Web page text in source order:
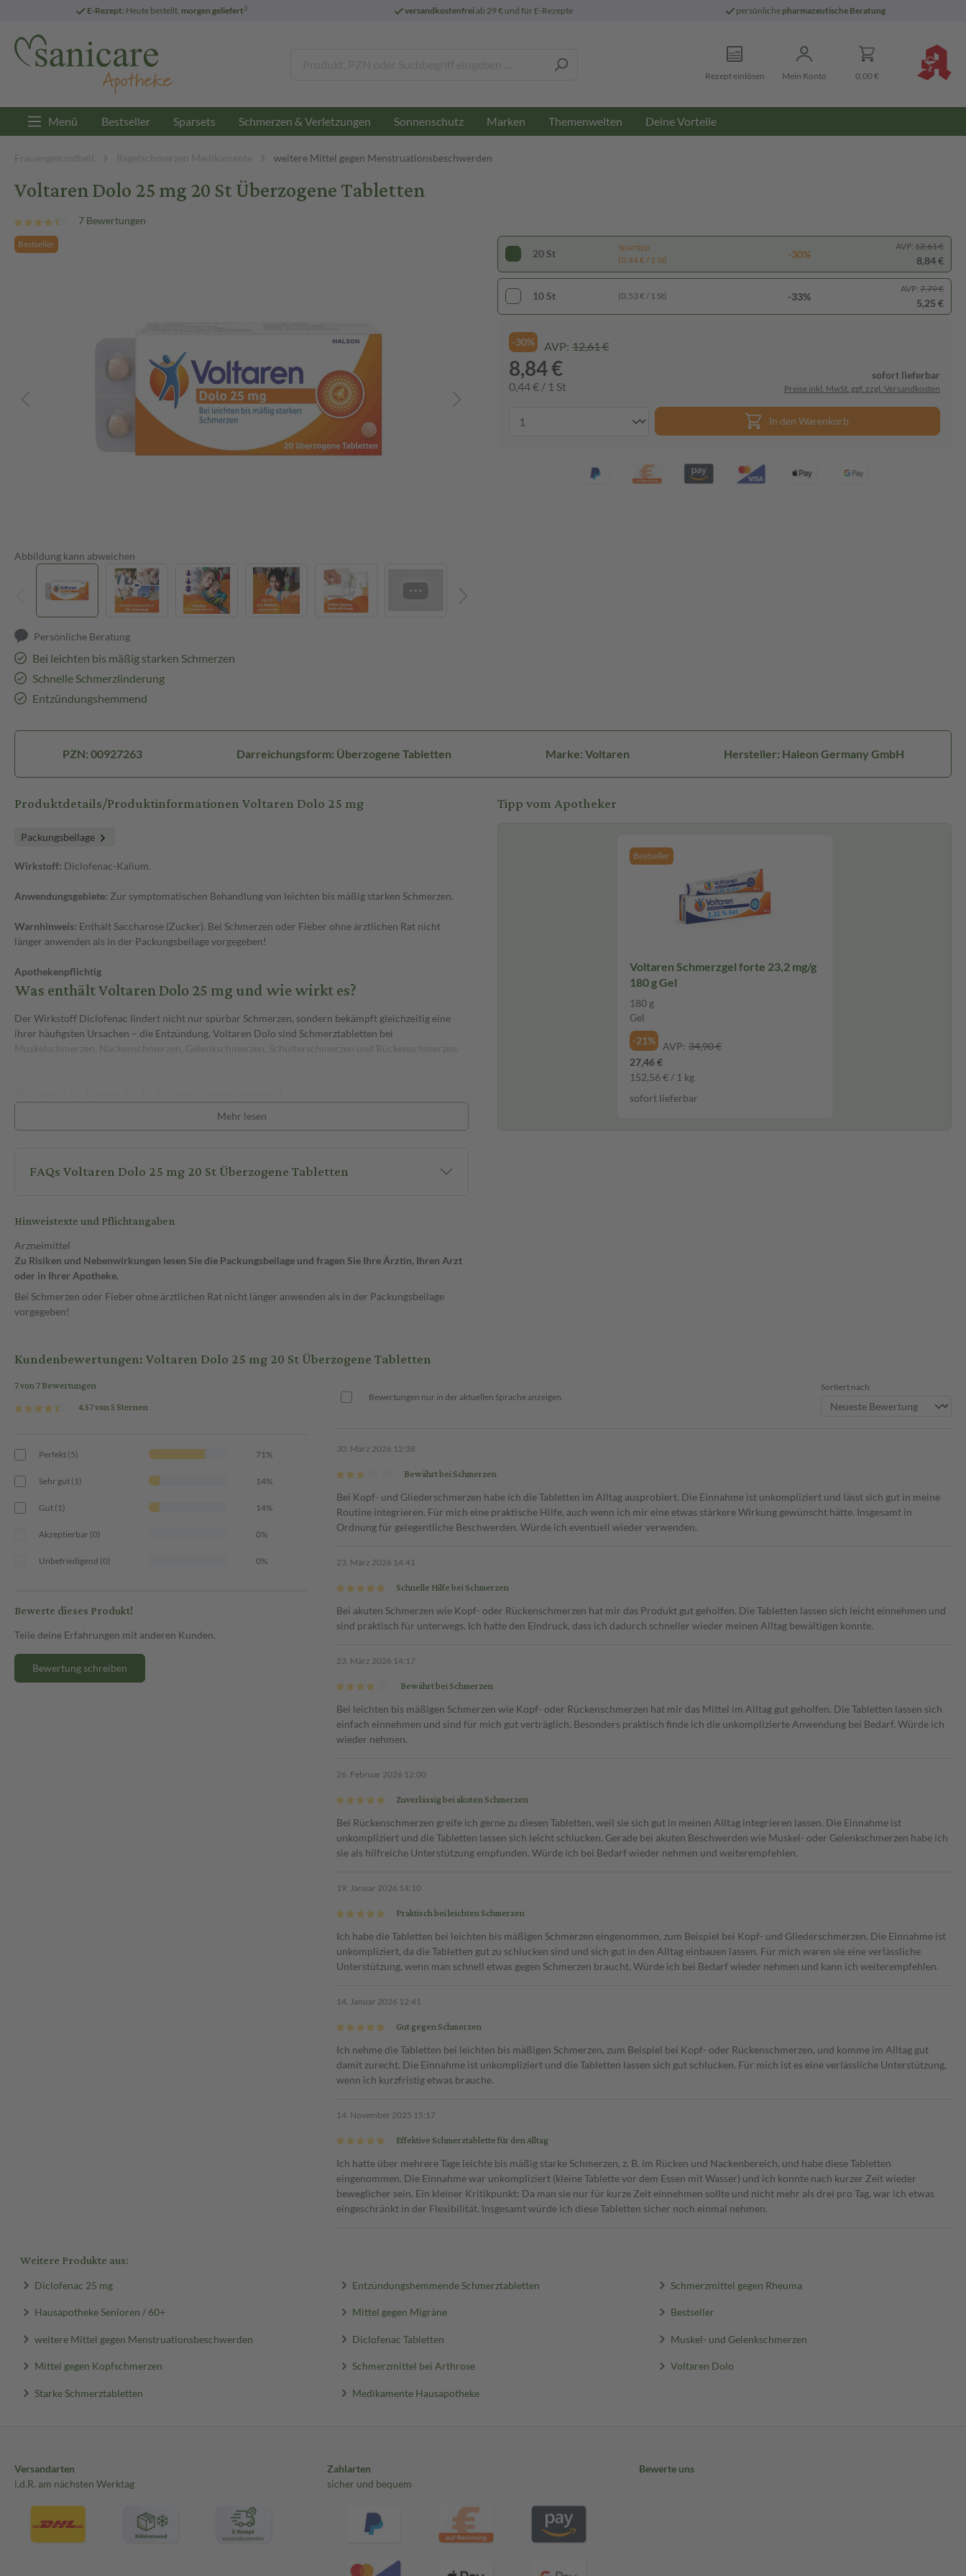
E-Rezept: Heute bestellt, morgen geliefert3 versandkostenfreiab 29 € und für E-Rezepte persönliche pharmazeutische Beratung
Rezept einlösen Mein Konto 0,00 €
Menü Bestseller Sparsets Schmerzen & Verletzungen Sonnenschutz Marken Themenwelten Deine Vorteile
Frauengesundheit Regelschmerzen Medikamente weitere Mittel gegen Menstruationsbeschwerden
Voltaren Dolo 25 mg 20 St Überzogene Tabletten
7 Bewertungen
Bestseller
Abbildung kann abweichen
Persönliche Beratung
Bei leichten bis mäßig starken Schmerzen
Schnelle Schmerzlinderung
Entzündungshemmend
20 St
Spartipp
(0,44 € / 1 St)
-30%
AVP: 12,61 €
8,84 €
10 St (0,53 € / 1 St) -33%
AVP: 7,79 €
5,25 €
-30% AVP: 12,61 €
8,84 €
0,44 € / 1 St
sofort lieferbar
Preise inkl. MwSt. ggf. zzgl. Versandkosten
In den Warenkorb
PZN: 00927263 Darreichungsform: Überzogene Tabletten Marke: Voltaren Hersteller: Haleon Germany GmbH
Produktdetails/Produktinformationen Voltaren Dolo 25 mg
Packungsbeilage
Wirkstoff: Diclofenac-Kalium.
Anwendungsgebiete: Zur symptomatischen Behandlung von leichten bis mäßig starken Schmerzen.
Warnhinweis: Enthält Saccharose (Zucker). Bei Schmerzen oder Fieber ohne ärztlichen Rat nicht
länger anwenden als in der Packungsbeilage vorgegeben!
Apothekenpflichtig
Was enthält Voltaren Dolo 25 mg und wie wirkt es?
Der Wirkstoff Diclofenac lindert nicht nur spürbar Schmerzen, sondern bekämpft gleichzeitig eine
ihrer häufigsten Ursachen – die Entzündung. Voltaren Dolo sind Schmerztabletten bei
Muskelschmerzen, Nackenschmerzen, Gelenkschmerzen, Schulterschmerzen und Rückenschmerzen.
Die empfohlene Dosis für Erwachsene und Jugendliche ab 14 Jahren ist: Zu Beginn nimmst du eine
Stunden.
Tabletten vor dem Essen einzunehmen.
Mehr lesen
FAQs Voltaren Dolo 25 mg 20 St Überzogene Tabletten
Hinweistexte und Pflichtangaben
Arzneimittel
Zu Risiken und Nebenwirkungen lesen Sie die Packungsbeilage und fragen Sie Ihre Ärztin, Ihren Arzt
oder in Ihrer Apotheke.
Bei Schmerzen oder Fieber ohne ärztlichen Rat nicht länger anwenden als in der Packungsbeilage
vorgegeben!
Tipp vom Apotheker
Bestseller
Voltaren Schmerzgel forte 23,2 mg/g
180 g Gel
180 g
Gel
-21%
AVP: 34,90 €
27,46 €
152,56 € / 1 kg
sofort lieferbar
Kundenbewertungen: Voltaren Dolo 25 mg 20 St Überzogene Tabletten
7 von 7 Bewertungen
4.57 von 5 Sternen
Perfekt (5) 71%
Sehr gut (1) 14%
Gut (1) 14%
Akzeptierbar (0) 0%
Unbefriedigend (0) 0%
Bewerte dieses Produkt!
Teile deine Erfahrungen mit anderen Kunden.
Bewertung schreiben
Bewertungen nur in der aktuellen Sprache anzeigen.
Sortiert nach
30. März 2026 12:38
Bewährt bei Schmerzen
Bei Kopf- und Gliederschmerzen habe ich die Tabletten im Alltag ausprobiert. Die Einnahme ist unkompliziert und lässt sich gut in meine
Routine integrieren. Für mich eine praktische Hilfe, auch wenn ich mir eine etwas stärkere Wirkung gewünscht hätte. Insgesamt in
Ordnung für gelegentliche Beschwerden. Würde ich eventuell wieder verwenden.
23. März 2026 14:41
Schnelle Hilfe bei Schmerzen
Bei akuten Schmerzen wie Kopf- oder Rückenschmerzen hat mir das Produkt gut geholfen. Die Tabletten lassen sich leicht einnehmen und
sind praktisch für unterwegs. Ich hatte den Eindruck, dass ich dadurch schneller wieder meinen Alltag bewältigen konnte.
23. März 2026 14:17
Bewährt bei Schmerzen
Bei leichten bis mäßigen Schmerzen wie Kopf- oder Rückenschmerzen hat mir das Mittel im Alltag gut geholfen. Die Tabletten lassen sich
einfach einnehmen und sind für mich gut verträglich. Besonders praktisch finde ich die unkomplizierte Anwendung bei Bedarf. Würde ich
wieder nehmen.
26. Februar 2026 12:00
Zuverlässig bei akuten Schmerzen
Bei Rückenschmerzen greife ich gerne zu diesen Tabletten, weil sie sich gut in meinen Alltag integrieren lassen. Die Einnahme ist
unkompliziert und die Tabletten lassen sich leicht schlucken. Gerade bei akuten Beschwerden wie Muskel- oder Gelenkschmerzen habe ich
sie als hilfreiche Unterstützung empfunden. Würde ich bei Bedarf wieder nehmen und weiterempfehlen.
19. Januar 2026 14:10
Praktisch bei leichten Schmerzen
Ich habe die Tabletten bei leichten bis mäßigen Schmerzen eingenommen, zum Beispiel bei Kopf- und Gliederschmerzen. Die Einnahme ist
unkompliziert, da die Tabletten gut zu schlucken sind und sich gut in den Alltag einbauen lassen. Für mich waren sie eine verlässliche
Unterstützung, wenn man schnell etwas gegen Schmerzen braucht. Würde ich bei Bedarf wieder nehmen und kann ich weiterempfehlen.
14. Januar 2026 12:41
Gut gegen Schmerzen
Ich nehme die Tabletten bei leichten bis mäßigen Schmerzen, zum Beispiel bei Kopf- oder Rückenschmerzen, und komme im Alltag gut
damit zurecht. Die Einnahme ist unkompliziert und die Tabletten lassen sich gut schlucken. Für mich ist es eine verlässliche Unterstützung,
wenn ich kurzfristig etwas brauche.
14. November 2025 15:17
Effektive Schmerztablette für den Alltag
Ich hatte über mehrere Tage leichte bis mäßig starke Schmerzen, z. B. im Rücken und Nackenbereich, und habe diese Tabletten
eingenommen. Die Einnahme war unkompliziert (kleine Tablette vor dem Essen mit Wasser) und ich konnte nach kurzer Zeit wieder
beweglicher sein. Ein kleiner Kritikpunkt: Da man sie nur für kurze Zeit einnehmen sollte und nicht mehr als drei pro Tag, war ich etwas
eingeschränkt in der Flexibilität. Insgesamt würde ich diese Tabletten sicher noch einmal nehmen.
Weitere Produkte aus:
Diclofenac 25 mg Entzündungshemmende Schmerztabletten Schmerzmittel gegen Rheuma
Hausapotheke Senioren / 60+ Mittel gegen Migräne Bestseller
weitere Mittel gegen Menstruationsbeschwerden Diclofenac Tabletten Muskel- und Gelenkschmerzen
Mittel gegen Kopfschmerzen Schmerzmittel bei Arthrose Voltaren Dolo
Starke Schmerztabletten Medikamente Hausapotheke
Versandarten
i.d.R. am nächsten Werktag
Zahlarten
sicher und bequem
Bewerte uns